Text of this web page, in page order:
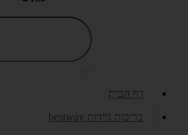
דף הבית
בריכות ניידות bestway